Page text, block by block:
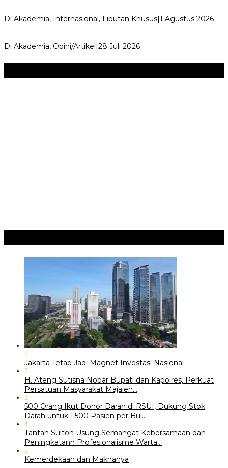
Di Akademia, Internasional, Liputan Khusus|1 Agustus 2026
Di Akademia, Opini/Artikel|28 Juli 2026
1
Jakarta Tetap Jadi Magnet Investasi Nasional
2
H. Ateng Sutisna Nobar Bupati dan Kapolres, Perkuat
Persatuan Masyarakat Majalen…
3
500 Orang Ikut Donor Darah di RSUI, Dukung Stok
Darah untuk 1.500 Pasien per Bul…
4
‎Tantan Sulton Usung Semangat Kebersamaan dan
Peningkatann Profesionalisme Warta…
5
Kemerdekaan dan Maknanya